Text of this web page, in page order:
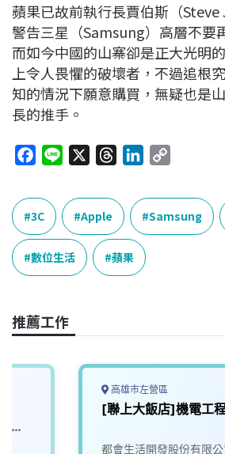
蘋果已故前執行長賈伯斯（
警告三星（Samsung）高層不要
而如今中國的山寨卻是正大光明
上令人畏懼的破壞者，不過追根
知的情況下願意購買，無疑也是
長的推手。
c
e
b
o
o
e
e
a
d
s
n
k
e
d
p
y
L
3C Apple Samsung
數位生活 蘋果
推薦工作
薪
高雄市左營區
[聯上大飯店]機電工
都會生活開發股份有限公